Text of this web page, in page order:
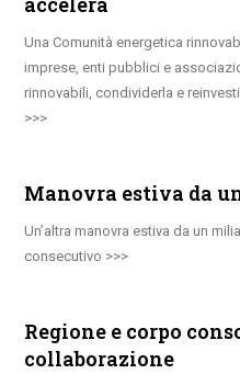
Una Comunità energetica
imprese, enti pubblici e
rinnovabili, condividerla e
Manovra estiva da
Un’altra manovra estiva da un
consecutivo
Regione e corpo
collaborazione